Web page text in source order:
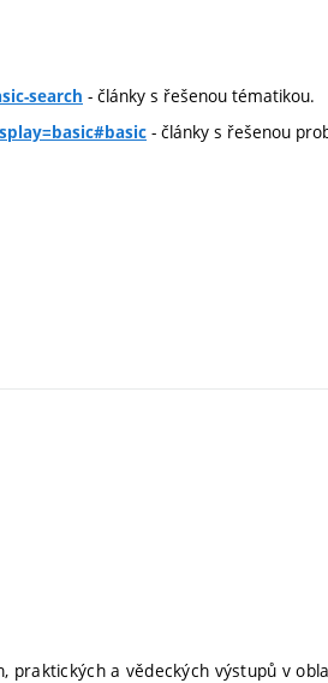
search - články s řešenou tématikou.
- články s řešenou
praktických a vědeckých výstupů v